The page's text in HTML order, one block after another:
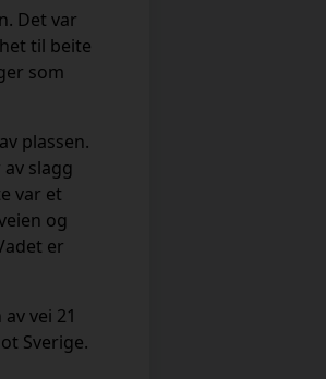
Det var
til beite
som
plassen.
slagg
var et
og
er
vei 21
Sverige.